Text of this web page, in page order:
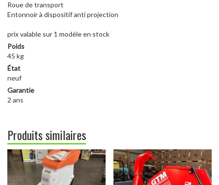
Roue de transport
Entonnoir à dispositif anti projection
prix valable sur 1 modèle en stock
Poids
45 kg
État
neuf
Garantie
2 ans
Produits similaires